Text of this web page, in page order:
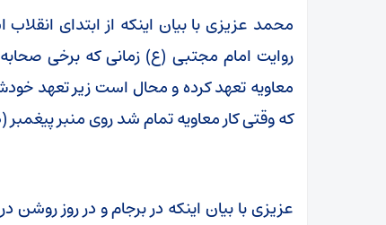
محمد عزیزی با بیان اینکه از ابتدای
روایت امام مجتبی (ع) زمانی که برخی
معاویه تعهد کرده و محال است زیر تعهد خودش
که وقتی کار معاویه تمام شد روی منبر
عزیزی با بیان اینکه در برجام و در روز